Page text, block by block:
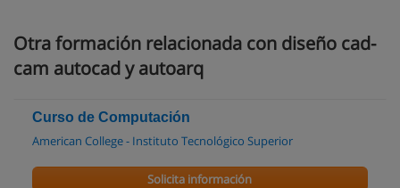
Otra formación relacionada con diseño cad-
cam autocad y autoarq
Curso de Computación
American College - Instituto Tecnológico Superior
Solicita información